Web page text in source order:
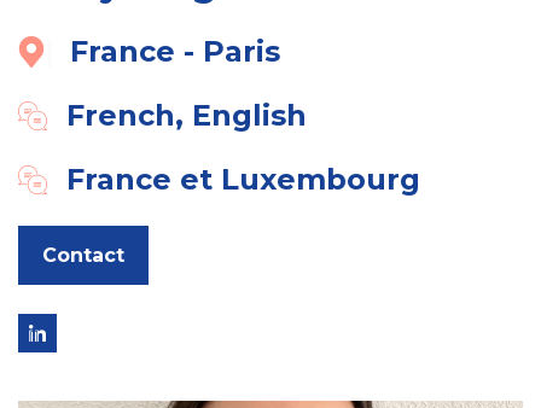
France - Paris
French, English
France et Luxembourg
Contact
Link
linkedin